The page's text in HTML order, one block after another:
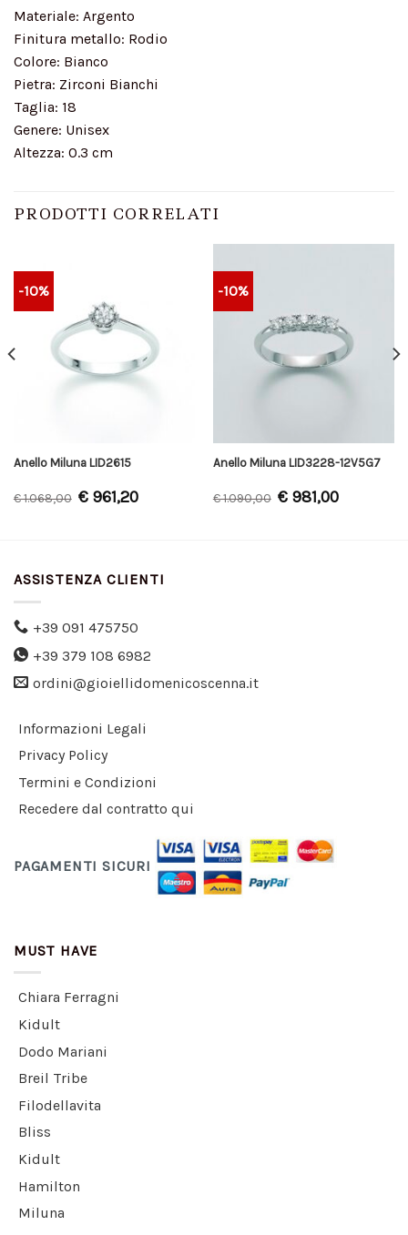
Materiale: Argento
Finitura metallo: Rodio
Colore: Bianco
Pietra: Zirconi Bianchi
Taglia: 18
Genere: Unisex
Altezza: 0.3 cm
PRODOTTI CORRELATI
-10%
Anello Miluna LID2615
€1.068,00 €961,20
-10%
Anello Miluna LID3228-12V5G7
€1.090,00 €981,00
ASSISTENZA CLIENTI
+39 091 475750
+39 379 108 6982
ordini@gioiellidomenicoscenna.it
Informazioni Legali
Privacy Policy
Termini e Condizioni
Recedere dal contratto qui
PAGAMENTI SICURI
MUST HAVE
Chiara Ferragni
Kidult
Dodo Mariani
Breil Tribe
Filodellavita
Bliss
Kidult
Hamilton
Miluna